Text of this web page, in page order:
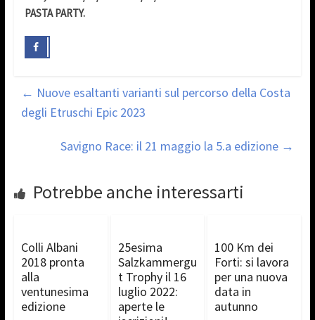
PASTA PARTY.
← Nuove esaltanti varianti sul percorso della Costa
degli Etruschi Epic 2023
Savigno Race: il 21 maggio la 5.a edizione →
Potrebbe anche interessarti
Colli Albani
2018 pronta
alla
ventunesima
edizione
25esima
Salzkammergu
t Trophy il 16
luglio 2022:
aperte le
100 Km dei
Forti: si lavora
per una nuova
data in
autunno